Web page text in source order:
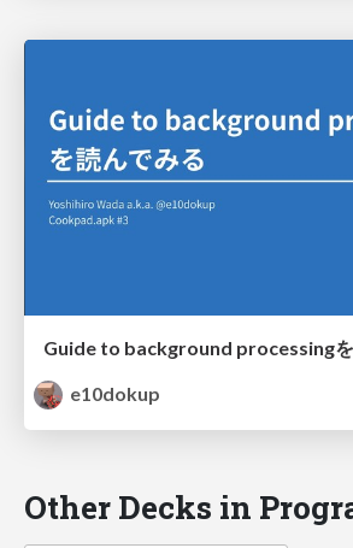
e10dokup
Other Decks in